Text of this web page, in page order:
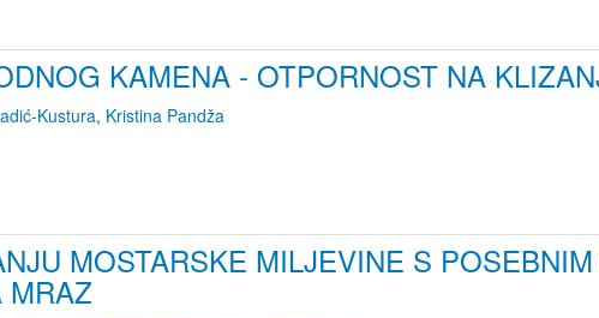
KAMENA - OTPORNOST NA
Kustura, Kristina Pandža
MOSTARSKE MILJEVINE S
MRAZ